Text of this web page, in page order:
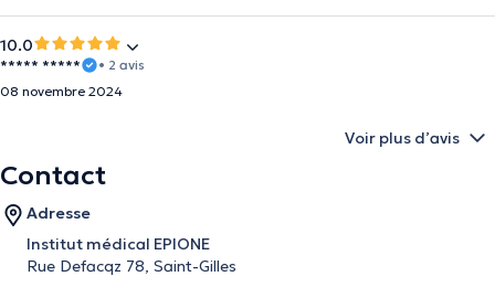
10.0
***** *****
• 2 avis
08 novembre 2024
Voir plus d’avis
Contact
Adresse
Institut médical EPIONE
Rue Defacqz 78, Saint-Gilles